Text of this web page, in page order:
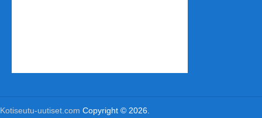
Kotiseutu-uutiset.com Copyright © 2026.